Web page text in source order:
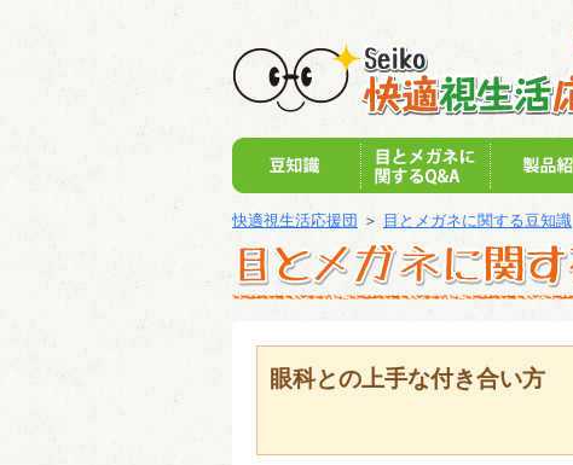
快適視生活応援団 ＞ 目とメガネに関する豆知識
眼科との上手な付き合い方